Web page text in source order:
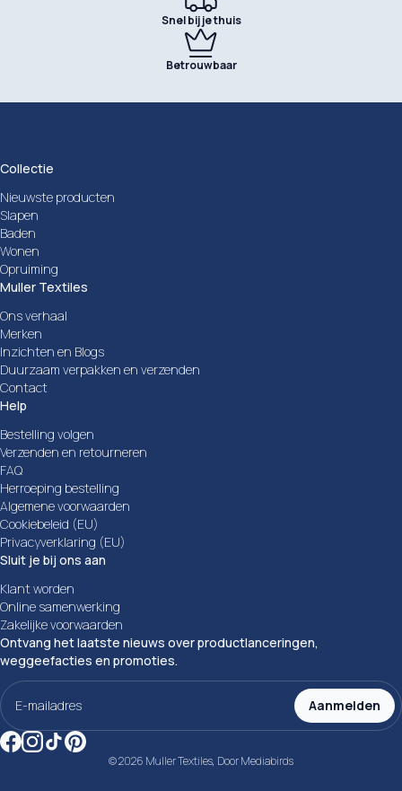
Snel bij je thuis
Betrouwbaar
Collectie
Nieuwste producten
Slapen
Baden
Wonen
Opruiming
Muller Textiles
Ons verhaal
Merken
Inzichten en Blogs
Duurzaam verpakken en verzenden
Contact
Help
Bestelling volgen
Verzenden en retourneren
FAQ
Herroeping bestelling
Algemene voorwaarden
Cookiebeleid (EU)
Privacyverklaring (EU)
Sluit je bij ons aan
Klant worden
Online samenwerking
Zakelijke voorwaarden
Ontvang het laatste nieuws over productlanceringen,
weggeefacties en promoties.
E-
mailadres
(Vereist)
Aanmelden
© 2026 Muller Textiles, DoorMediabirds